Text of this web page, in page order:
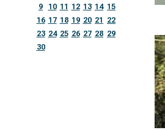
9
10 11 12 13 14 15
16 17 18 19 20 21
22
23 24 25 26 27 28 29
30